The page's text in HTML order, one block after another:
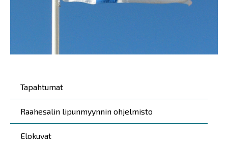
Päävalikko
Tapahtumat
Raahesalin lipunmyynnin ohjelmisto
Elokuvat